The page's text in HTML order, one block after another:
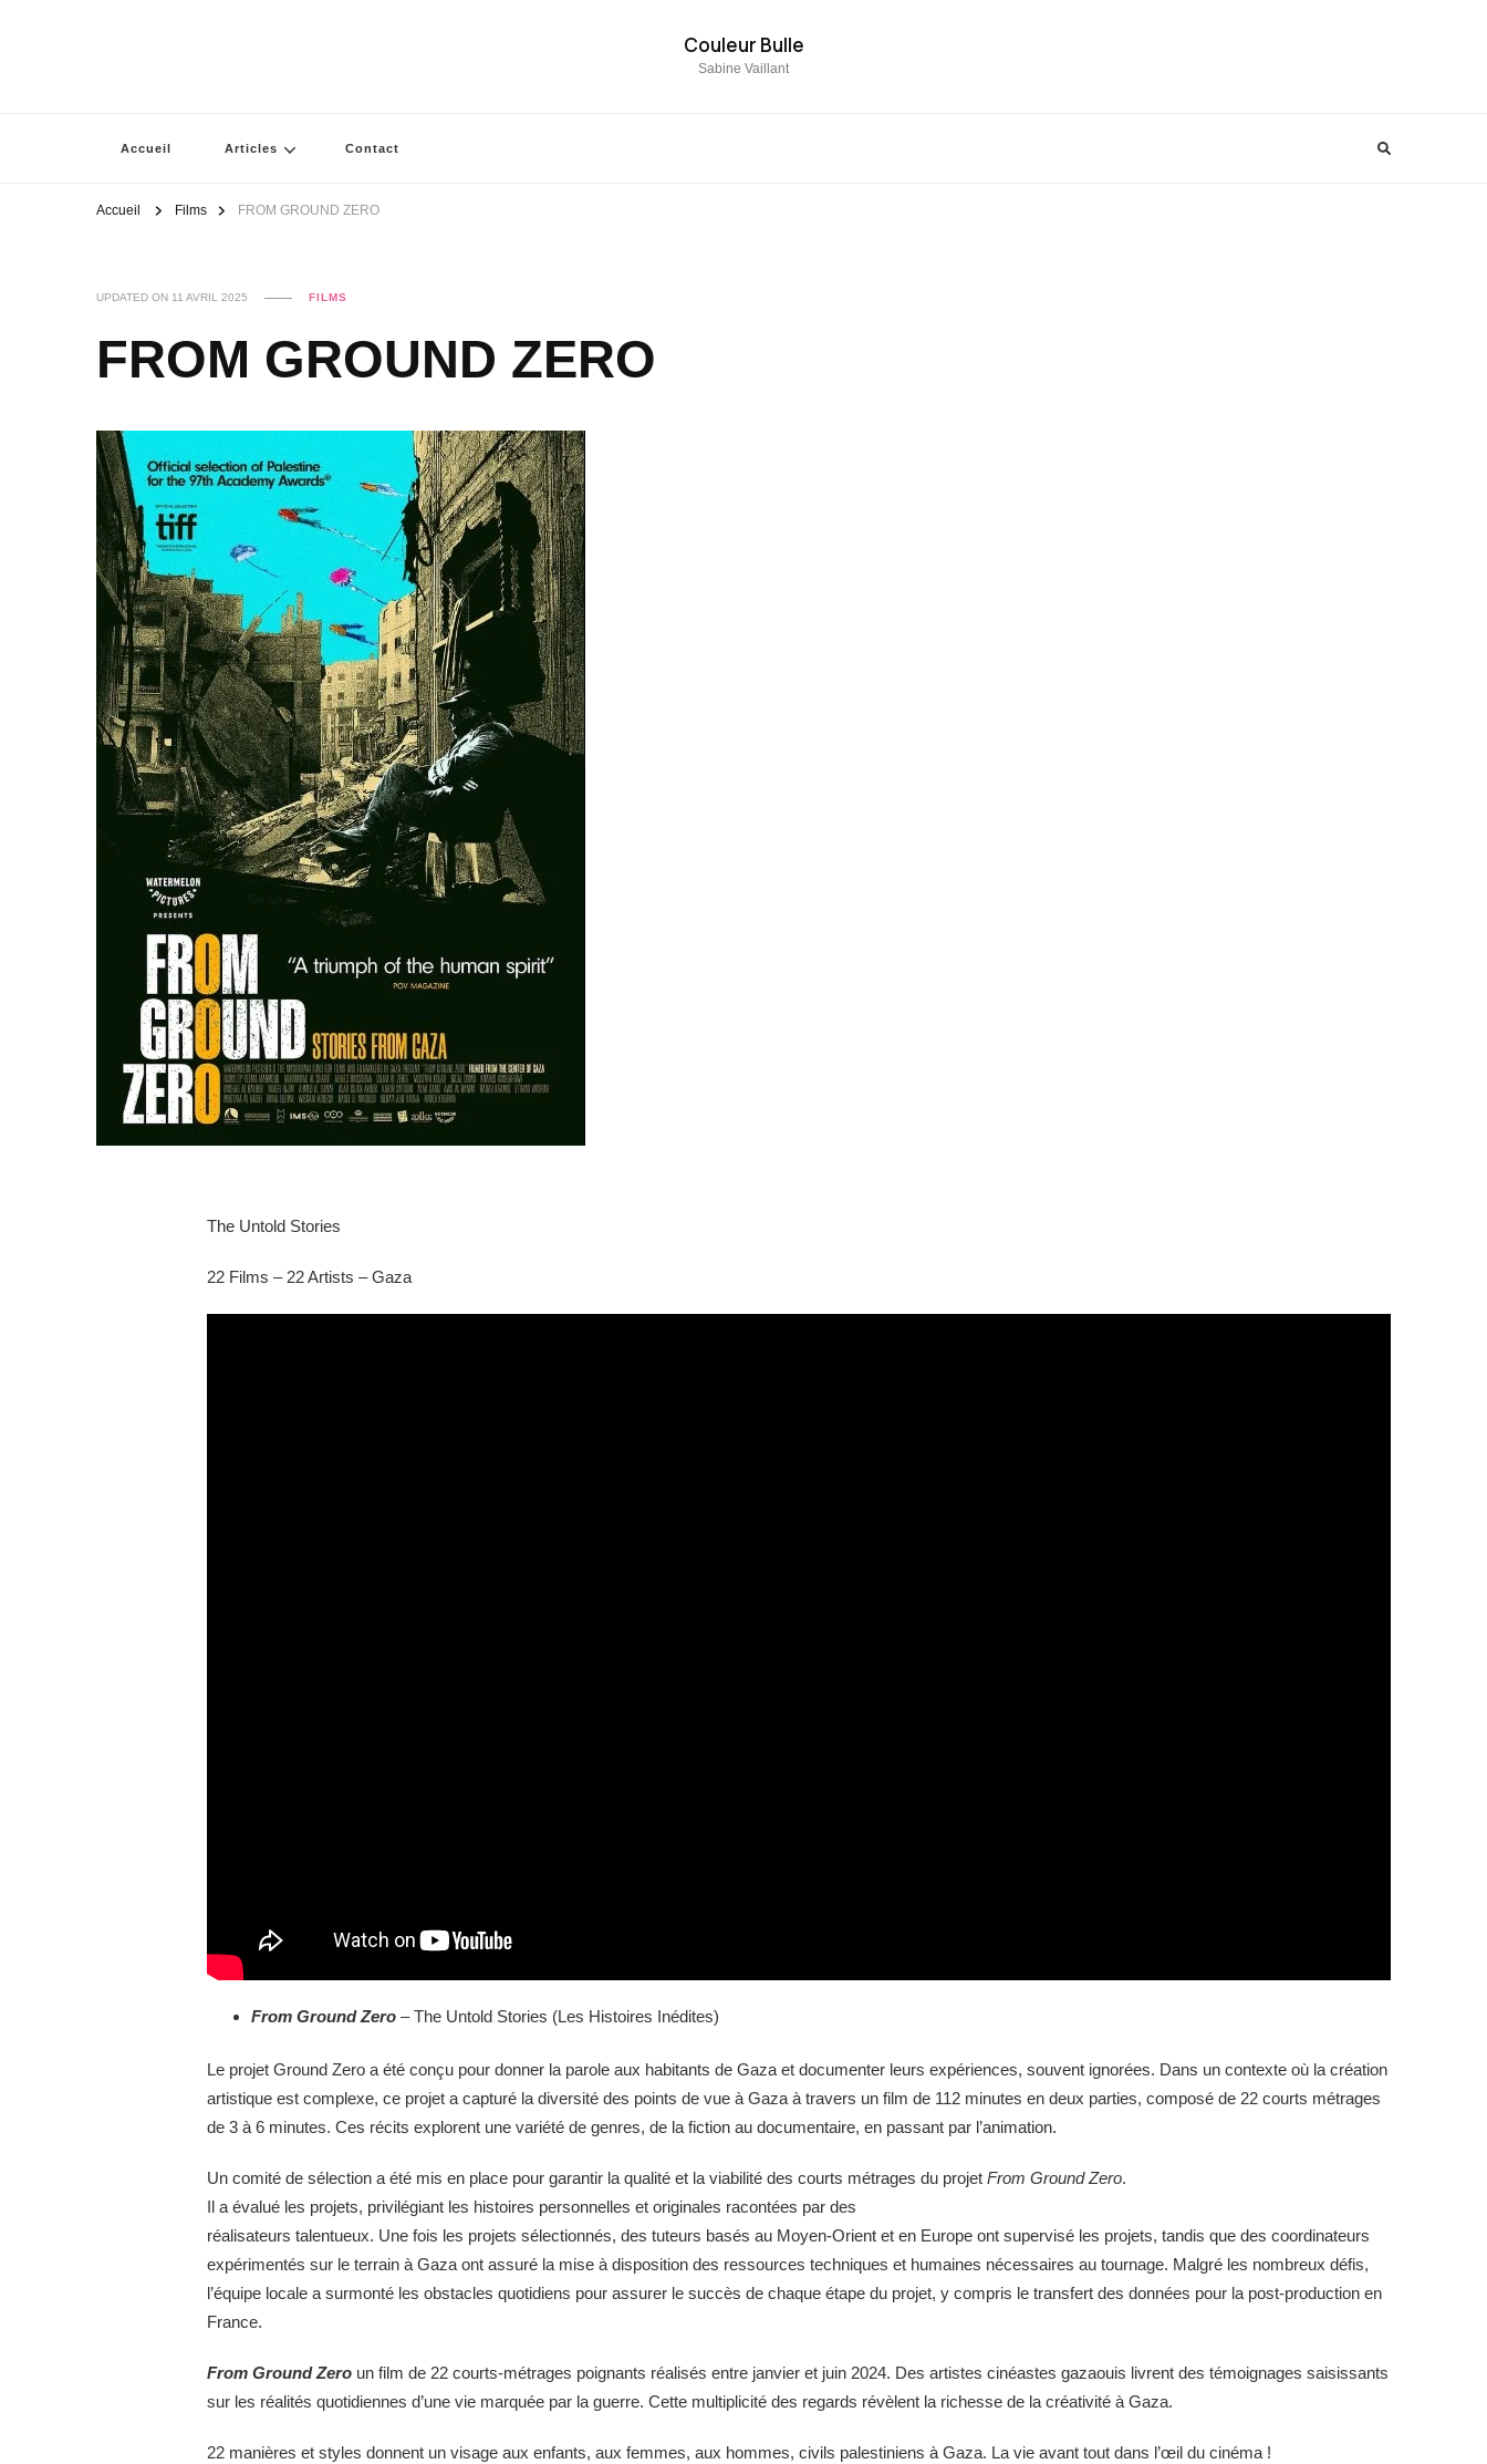
Couleur Bulle
Sabine Vaillant
Accueil Articles Contact
Accueil Films FROM GROUND ZERO
UPDATED ON 11 AVRIL 2025 FILMS
FROM GROUND ZERO
The Untold Stories
22 Films – 22 Artists – Gaza
From Ground Zero – The Untold Stories (Les Histoires Inédites)
Le projet Ground Zero a été conçu pour donner la parole aux habitants de Gaza et documenter leurs expériences, souvent ignorées. Dans un contexte où la création
artistique est complexe, ce projet a capturé la diversité des points de vue à Gaza à travers un film de 112 minutes en deux parties, composé de 22 courts métrages
de 3 à 6 minutes. Ces récits explorent une variété de genres, de la fiction au documentaire, en passant par l’animation.
Un comité de sélection a été mis en place pour garantir la qualité et la viabilité des courts métrages du projet From Ground Zero.
Il a évalué les projets, privilégiant les histoires personnelles et originales racontées par des
réalisateurs talentueux. Une fois les projets sélectionnés, des tuteurs basés au Moyen-Orient et en Europe ont supervisé les projets, tandis que des coordinateurs
expérimentés sur le terrain à Gaza ont assuré la mise à disposition des ressources techniques et humaines nécessaires au tournage. Malgré les nombreux défis,
l’équipe locale a surmonté les obstacles quotidiens pour assurer le succès de chaque étape du projet, y compris le transfert des données pour la post-production en
France.
From Ground Zero un film de 22 courts-métrages poignants réalisés entre janvier et juin 2024. Des artistes cinéastes gazaouis livrent des témoignages saisissants
sur les réalités quotidiennes d’une vie marquée par la guerre. Cette multiplicité des regards révèlent la richesse de la créativité à Gaza.
22 manières et styles donnent un visage aux enfants, aux femmes, aux hommes, civils palestiniens à Gaza. La vie avant tout dans l’œil du cinéma !